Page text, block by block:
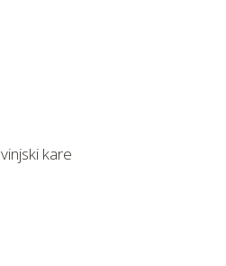
kare